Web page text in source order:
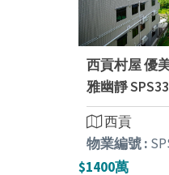
西貢村屋 優
雅幽靜
西貢
物業編號 :
$1400萬